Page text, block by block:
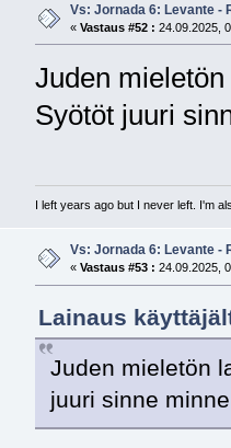
Vs: Jornada 6: Levante -
« Vastaus #52 : 24.09.2025,
Juden
Syötöt juuri
I left years ago but I never left. I'm
Vs: Jornada 6: Levante -
« Vastaus #53 : 24.09.2025,
Lainaus
Juden mieletön
juuri sinne